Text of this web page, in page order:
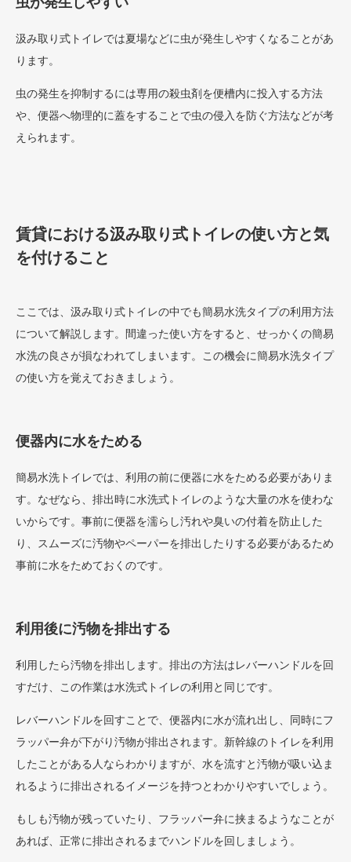
汲み取り式トイレでは夏場などに虫が発生しやすくなることがあ
ります。
虫の発生を抑制するには専用の殺虫剤を便槽内に投入する方法
や、便器へ物理的に蓋をすることで虫の侵入を防ぐ方法などが考
えられます。
賃貸における汲み取り式トイレの使い方と気
を付けること
ここでは、汲み取り式トイレの中でも簡易水洗タイプの利用方法
について解説します。間違った使い方をすると、せっかくの簡易
水洗の良さが損なわれてしまいます。この機会に簡易水洗タイプ
の使い方を覚えておきましょう。
便器内に水をためる
簡易水洗トイレでは、利用の前に便器に水をためる必要がありま
す。なぜなら、排出時に水洗式トイレのような大量の水を使わな
いからです。事前に便器を濡らし汚れや臭いの付着を防止した
り、スムーズに汚物やペーパーを排出したりする必要があるため
事前に水をためておくのです。
利用後に汚物を排出する
利用したら汚物を排出します。排出の方法はレバーハンドルを回
すだけ、この作業は水洗式トイレの利用と同じです。
レバーハンドルを回すことで、便器内に水が流れ出し、同時にフ
ラッパー弁が下がり汚物が排出されます。新幹線のトイレを利用
したことがある人ならわかりますが、水を流すと汚物が吸い込ま
れるように排出されるイメージを持つとわかりやすいでしょう。
もしも汚物が残っていたり、フラッパー弁に挟まるようなことが
あれば、正常に排出されるまでハンドルを回しましょう。